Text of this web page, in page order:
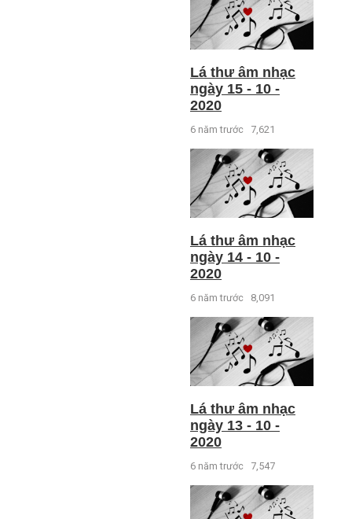
Lá thư âm nhạc
ngày 15 - 10 -
2020
6 năm trước 7,621
Lá thư âm nhạc
ngày 14 - 10 -
2020
6 năm trước 8,091
Lá thư âm nhạc
ngày 13 - 10 -
2020
6 năm trước 7,547